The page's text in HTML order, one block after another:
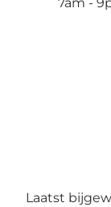
7am -
Laatst